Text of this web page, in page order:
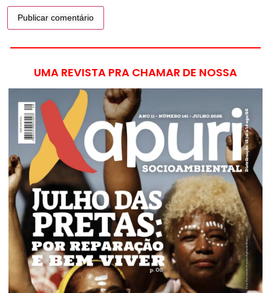
UMA REVISTA PRA CHAMAR DE NOSSA